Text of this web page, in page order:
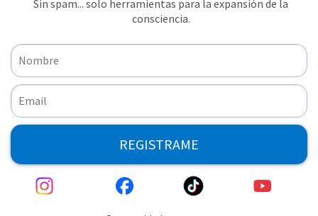
Sin spam... solo herramientas para la expansión de la
consciencia.
REGISTRAME